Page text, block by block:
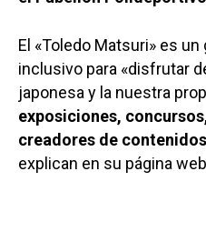
El «Toledo Matsuri» es
inclusivo para «disfrutar
japonesa y la nuestra
exposiciones,
creadores de
explican en su página